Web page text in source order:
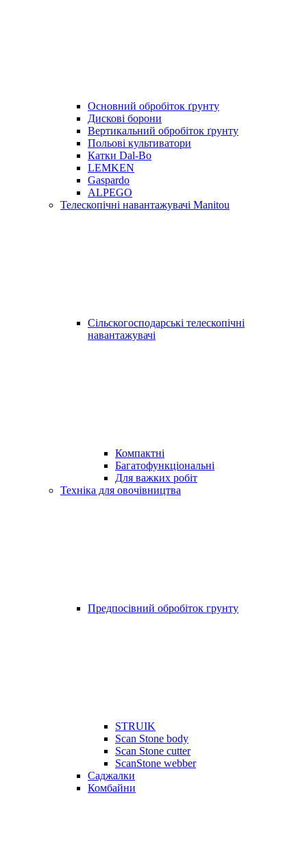
Основний обробіток ґрунту
Дискові борони
Вертикальний обробіток ґрунту
Польові культиватори
Катки Dal-Bo
LEMKEN
Gaspardo
ALPEGO
Телескопічні навантажувачі Manitou
Сільскогосподарські телескопічні
навантажувачі
Компактні
Багатофункціональні
Для важких робіт
Техніка для овочівництва
Предпосівний обробіток грунту
STRUIK
Scan Stone body
Scan Stone cutter
ScanStone webber
Саджалки
Комбайни